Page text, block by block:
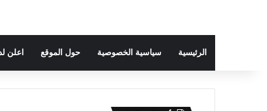
الرئيسية سياسية الخصوصية حول الموقع اعلن